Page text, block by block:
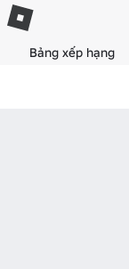
Bảng xếp hạng